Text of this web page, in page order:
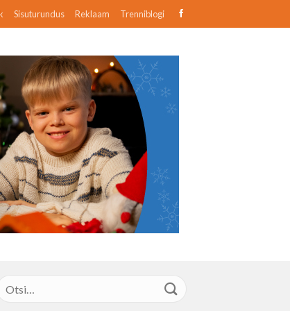
Sisuturundus Reklaam Trenniblogi